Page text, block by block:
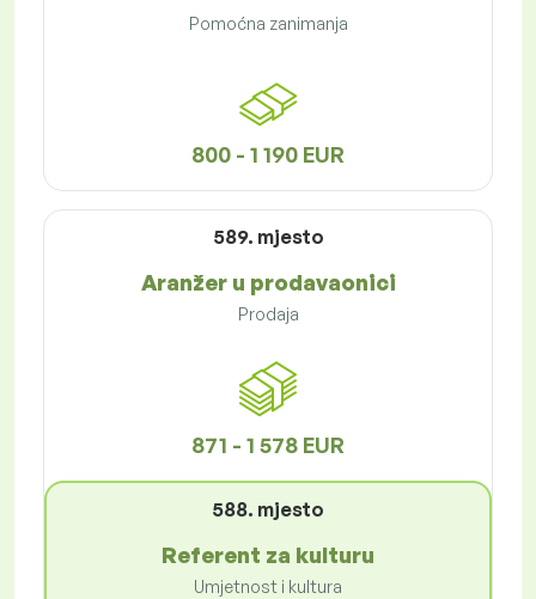
Pomoćna zanimanja
800 - 1 190 EUR
589. mjesto
Aranžer u prodavaonici
Prodaja
871 - 1 578 EUR
588. mjesto
Referent za kulturu
Umjetnost i kultura